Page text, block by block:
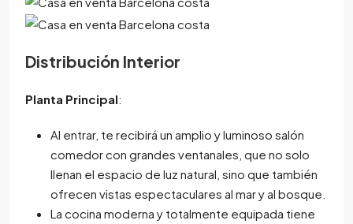
Distribución Interior
Planta Principal:
Al entrar, te recibirá un amplio y luminoso salón
comedor con grandes ventanales, que no solo
llenan el espacio de luz natural, sino que también
ofrecen vistas espectaculares al mar y al bosque.
La cocina moderna y totalmente equipada tiene